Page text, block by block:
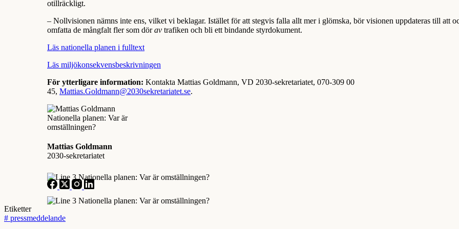
otillräckligt.
– Nollvisionen nämns inte ens, vilket vi beklagar. Istället för att stegvis falla allt mer i glömska, bör visionen uppdateras till att
omfatta de mångfalt fler som dörav trafiken och bli ett bindande styrdokument.
Läs nationella planen i fulltext
Läs miljökonsekvensbeskrivningen
För ytterligare information: Kontakta Mattias Goldmann, VD 2030-sekretariatet, 070-309 00
45, Mattias.Goldmann@2030sekretariatet.se.
Mattias Goldmann
2030-sekretariatet
Etiketter
# pressmeddelande